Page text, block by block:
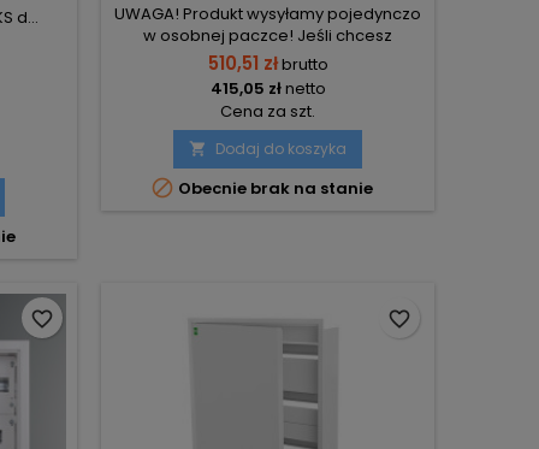
d...
UWAGA! Produkt wysyłamy pojedynczo
w osobnej paczce! Jeśli chcesz
uniknąć wysokiego kosztu transportu
paletowego w przypadku zakupu
więcej niż 1 szt. - dokonaj zamówienia
tylko 1 szt. w każdym z zamówień.
510,51 złbrutto
415,05 złnetto
Cena za szt.
 Dodaj do koszyka
 Obecnie brak na stanie
favorite_border favorite_border